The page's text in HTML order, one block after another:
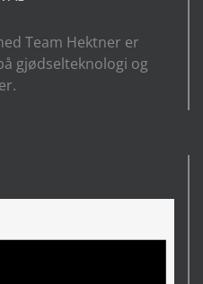
Team Hektner er
gjødselteknologi og